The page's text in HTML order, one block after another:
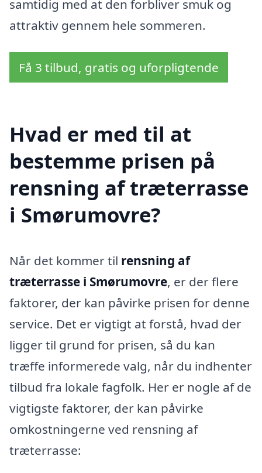
samtidig med at den forbliver smuk og
attraktiv gennem hele sommeren.
Få 3 tilbud, gratis og uforpligtende
Hvad er med til at
bestemme prisen på
rensning af træterrasse
i Smørumovre?
Når det kommer til rensning af
træterrasse i Smørumovre, er der flere
faktorer, der kan påvirke prisen for denne
service. Det er vigtigt at forstå, hvad der
ligger til grund for prisen, så du kan
træffe informerede valg, når du indhenter
tilbud fra lokale fagfolk. Her er nogle af de
vigtigste faktorer, der kan påvirke
omkostningerne ved rensning af
træterrasse: